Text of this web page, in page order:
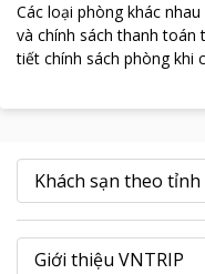
Các loại phòng khác
và chính sách thanh toán
tiết chính sách phòng khi